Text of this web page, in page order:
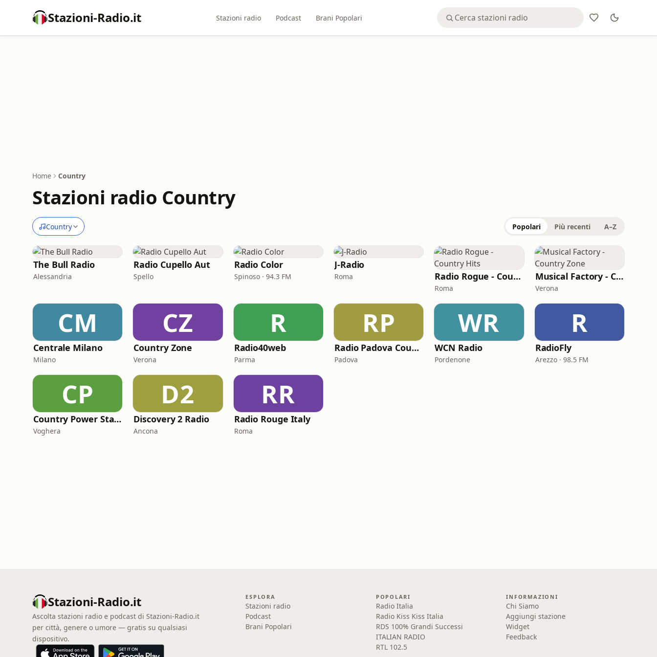
Stazioni-Radio.it Stazioni radio Podcast Brani Popolari
Home Country
Stazioni radio Country
Country Popolari Più recenti A–Z
The Bull Radio
Alessandria
Radio Cupello Aut
Spello
Radio Color
Spinoso · 94.3 FM
J-Radio
Roma Radio Rogue - Country Hits
Roma
Musical Factory - Country Zone
Verona
CM
Centrale Milano
Milano
CZ
Country Zone
Verona
R
Radio40web
Parma
RP
Radio Padova Country
Padova
WR
WCN Radio
Pordenone
R
RadioFly
Arezzo · 98.5 FM
CP
Country Power Station
Voghera
D2
Discovery 2 Radio
Ancona
RR
Radio Rouge Italy
Roma
Stazioni-Radio.it
Ascolta stazioni radio e podcast di Stazioni-Radio.it
per città, genere o umore — gratis su qualsiasi
dispositivo.
ESPLORA
Stazioni radio
Podcast
Brani Popolari
POPOLARI
Radio Italia
Radio Kiss Kiss Italia
RDS 100% Grandi Successi
ITALIAN RADIO
RTL 102.5
INFORMAZIONI
Chi Siamo
Aggiungi stazione
Widget
Feedback